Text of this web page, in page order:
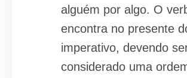
alguém por algo. O
encontra no presente
imperativo, devendo
considerado uma